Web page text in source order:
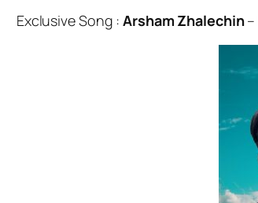
Exclusive Song :Arsham Zhalechin–